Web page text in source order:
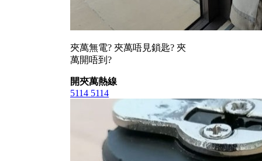
夾萬無電? 夾萬唔見鎖匙? 夾
萬開唔到?
開夾萬熱線
5114 5114